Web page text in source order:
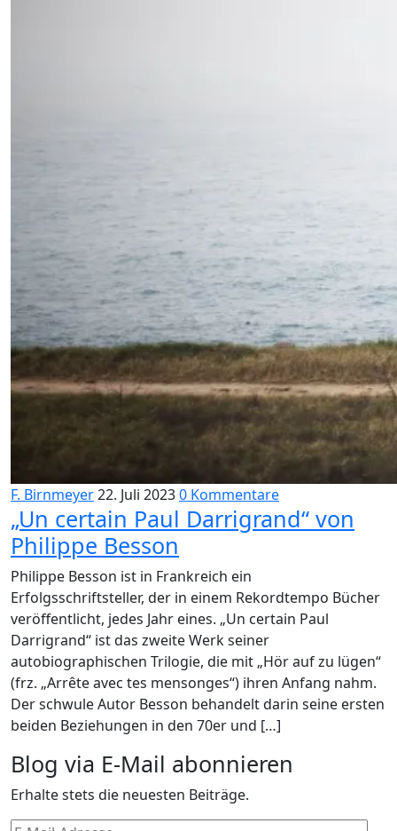
F. Birnmeyer22. Juli 20230 Kommentare
„Un certain Paul Darrigrand“ von
Philippe Besson
Philippe Besson ist in Frankreich ein
Erfolgsschriftsteller, der in einem Rekordtempo Bücher
veröffentlicht, jedes Jahr eines. „Un certain Paul
Darrigrand“ ist das zweite Werk seiner
autobiographischen Trilogie, die mit „Hör auf zu lügen“
(frz. „Arrête avec tes mensonges“) ihren Anfang nahm.
Der schwule Autor Besson behandelt darin seine ersten
beiden Beziehungen in den 70er und […]
Blog via E-Mail abonnieren
Erhalte stets die neuesten Beiträge.